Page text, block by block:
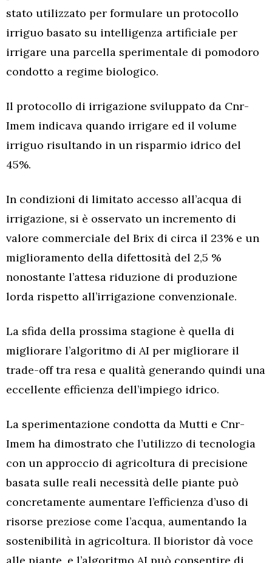
stato utilizzato per formulare un protocollo
irriguo basato su intelligenza artificiale per
irrigare una parcella sperimentale di pomodoro
condotto a regime biologico.
Il protocollo di irrigazione sviluppato da Cnr-
Imem indicava quando irrigare ed il volume
irriguo risultando in un risparmio idrico del
45%.
In condizioni di limitato accesso all’acqua di
irrigazione, si è osservato un incremento di
valore commerciale del Brix di circa il 23% e un
miglioramento della difettosità del 2,5 %
nonostante l’attesa riduzione di produzione
lorda rispetto all’irrigazione convenzionale.
La sfida della prossima stagione è quella di
migliorare l’algoritmo di AI per migliorare il
trade-off tra resa e qualità generando quindi una
eccellente efficienza dell’impiego idrico.
La sperimentazione condotta da Mutti e Cnr-
Imem ha dimostrato che l’utilizzo di tecnologia
con un approccio di agricoltura di precisione
basata sulle reali necessità delle piante può
concretamente aumentare l’efficienza d’uso di
risorse preziose come l’acqua, aumentando la
sostenibilità in agricoltura. Il bioristor dà voce
alle piante, e l’algoritmo AI può consentire di